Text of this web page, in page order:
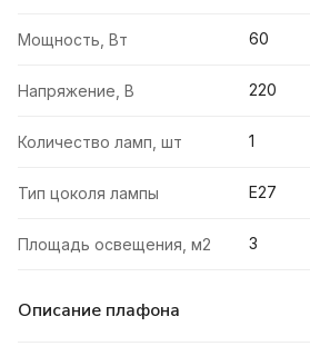
Мощность, Вт 60
Напряжение, В 220
Количество ламп, шт 1
Тип цоколя лампы E27
Площадь освещения, м2 3
Описание плафона